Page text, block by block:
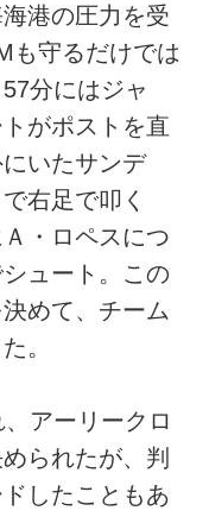
港の圧力を受
も守るだけでは
分にはジャ
がポストを直
いたサンデ
右足で叩く
・ロペスにつ
ュート。この
めて、チーム
。
アーリークロ
られたが、判
したこともあ